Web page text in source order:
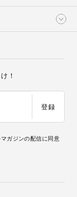
！
登録
ガジンの配信に同意